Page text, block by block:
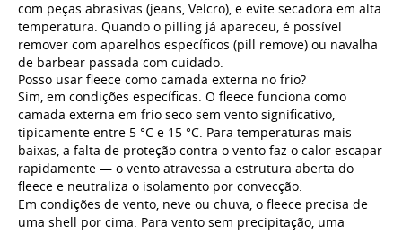
com peças abrasivas (jeans, Velcro), e evite secadora em alta
temperatura. Quando o pilling já apareceu, é possível
remover com aparelhos específicos (pill remove) ou navalha
de barbear passada com cuidado.
Posso usar fleece como camada externa no frio?
Sim, em condições específicas. O fleece funciona como
camada externa em frio seco sem vento significativo,
tipicamente entre 5 °C e 15 °C. Para temperaturas mais
baixas, a falta de proteção contra o vento faz o calor escapar
rapidamente — o vento atravessa a estrutura aberta do
fleece e neutraliza o isolamento por convecção.
Em condições de vento, neve ou chuva, o fleece precisa de
uma shell por cima. Para vento sem precipitação, uma